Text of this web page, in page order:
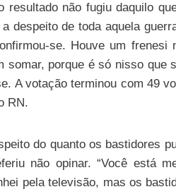
resultado não fugiu daquilo
despeito de toda aquela
se. Houve um
somar, porque é só nisso que
A votação terminou com 49
RN.
do quanto os bastidores
não opinar. “Você está
pela televisão, mas os